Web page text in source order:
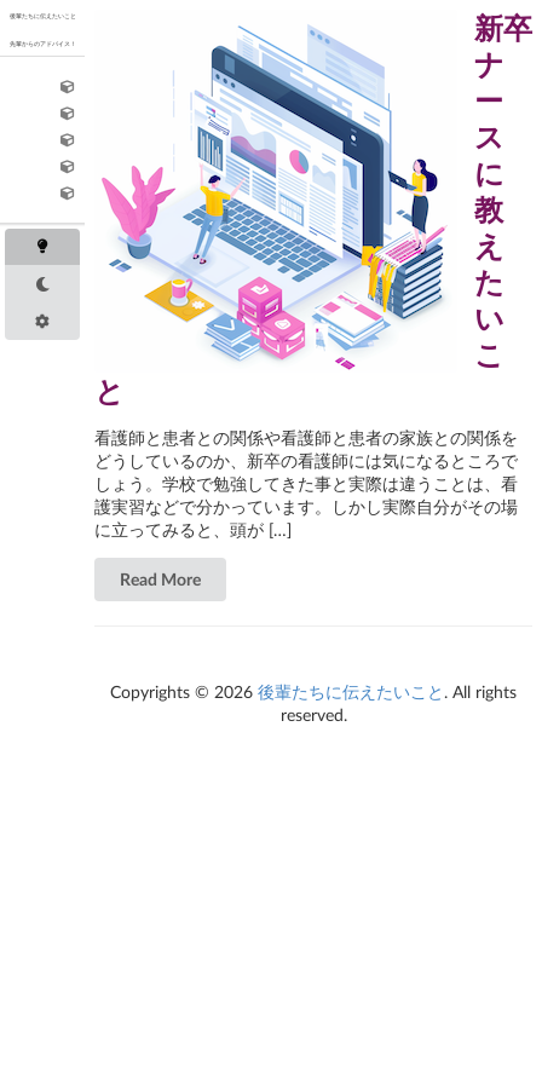
Skip
content
後輩たちに伝えたいこと
先輩からのアドバイス！
新卒
ナ
ー
ス
に
教
え
た
い
こ
と
看護師と患者との関係や看護師と患者の家族との関係を
どうしているのか、新卒の看護師には気になるところで
しょう。学校で勉強してきた事と実際は違うことは、看
護実習などで分かっています。しかし実際自分がその場
に立ってみると、頭が […]
Read More
Copyrights © 2026 後輩たちに伝えたいこと . All rights
reserved.